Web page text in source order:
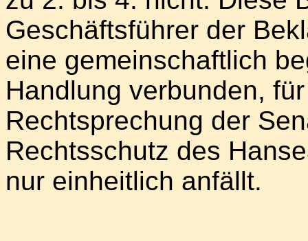
Geschäftsführer der
eine gemeinschaftlich
Handlung verbunden,
Rechtsprechung der
Rechtsschutz des
nur einheitlich anfällt.